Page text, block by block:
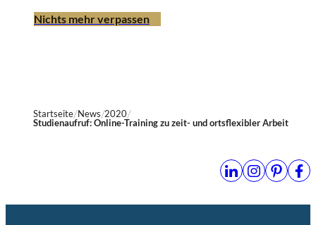
Nichts mehr verpassen
Startseite News 2020
Studienaufruf: Online-Training zu zeit- und ortsflexibler Arbeit